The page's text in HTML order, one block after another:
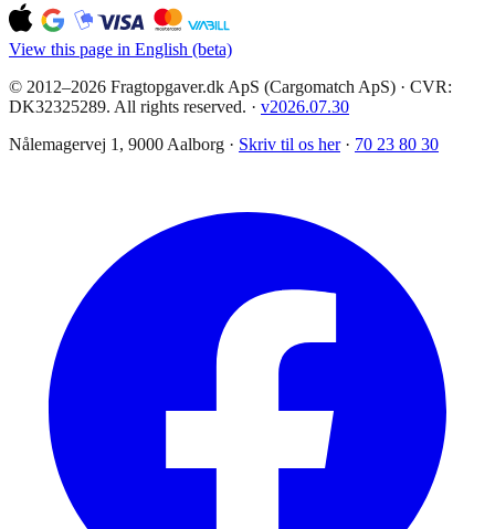
View this page in English (beta)
© 2012–2026 Fragtopgaver.dk ApS (Cargomatch ApS) · CVR:
DK32325289. All rights reserved. · v2026.07.30
Nålemagervej 1, 9000 Aalborg · Skriv til os her · 70 23 80 30